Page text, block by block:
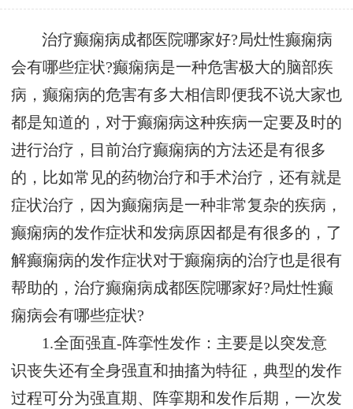
治疗癫痫病成都医院哪家好?局灶性癫痫病
会有哪些症状?癫痫病是一种危害极大的脑部疾
病，癫痫病的危害有多大相信即便我不说大家也
都是知道的，对于癫痫病这种疾病一定要及时的
进行治疗，目前治疗癫痫病的方法还是有很多
的，比如常见的药物治疗和手术治疗，还有就是
症状治疗，因为癫痫病是一种非常复杂的疾病，
癫痫病的发作症状和发病原因都是有很多的，了
解癫痫病的发作症状对于癫痫病的治疗也是很有
帮助的，治疗癫痫病成都医院哪家好?局灶性癫
痫病会有哪些症状?
1.全面强直-阵挛性发作：主要是以突发意
识丧失还有全身强直和抽搐为特征，典型的发作
过程可分为强直期、阵挛期和发作后期，一次发